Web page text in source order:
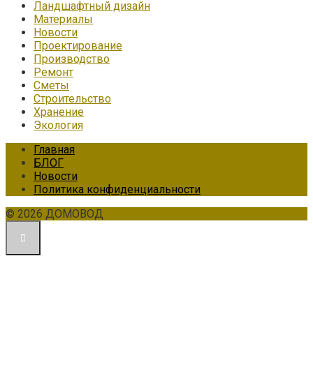
Ландшафтный дизайн
Материалы
Новости
Проектирование
Производство
Ремонт
Сметы
Строительство
Хранение
Экология
Главная
БЛОГ
Новости
Политика конфиденциальности
© 2026 ДОМОВОД